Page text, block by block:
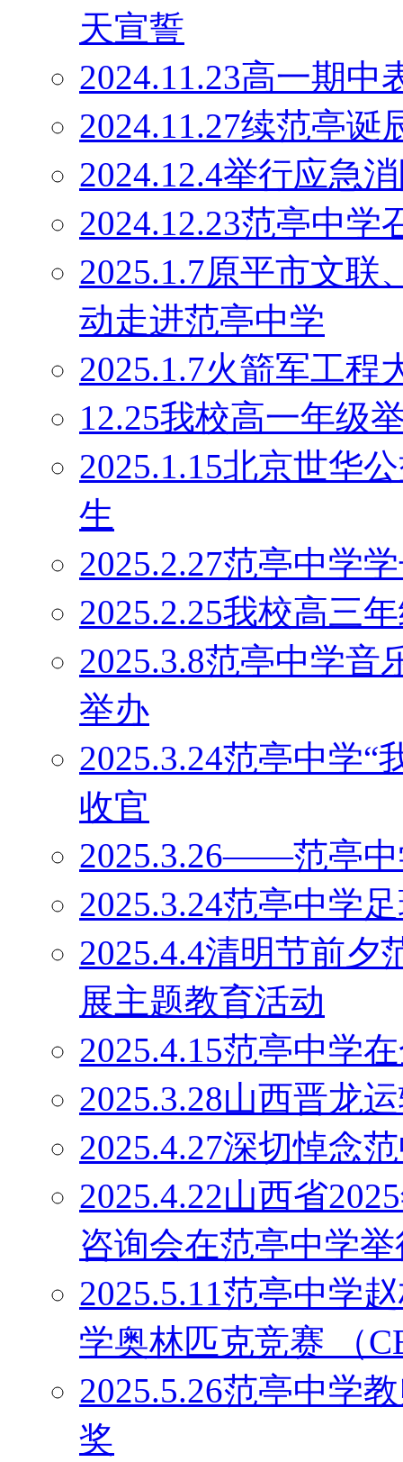
天宣誓
2024.11.23高一期中
2024.11.27续范亭诞
2024.12.4举行应急
2024.12.23范亭中
2025.1.7原平市文联
动走进范亭中学
2025.1.7火箭军工程
12.25我校高一年级
2025.1.15北京世华
生
2025.2.27范亭中学
2025.2.25我校高三
2025.3.8范亭中学音
举办
2025.3.24范亭中学“
收官
2025.3.26——范亭中
2025.3.24范亭中学
2025.4.4清明节前夕
展主题教育活动
2025.4.15范亭中学
2025.3.28山西晋龙
2025.4.27深切悼念
2025.4.22山西省
咨询会在范亭中学举
2025.5.11范亭中学
学奥林匹克竞赛 （
2025.5.26范亭中学
奖